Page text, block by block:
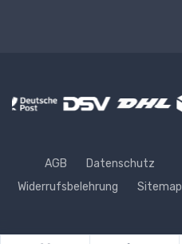
AGB
Datenschutz
Widerrufsbelehrung
Sitemap